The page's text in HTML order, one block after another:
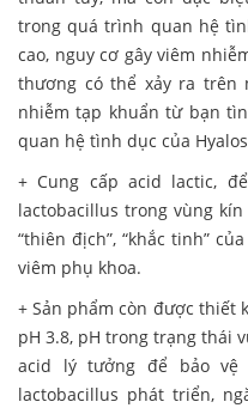
trong quá trình quan hệ
cao, nguy cơ gây viêm
thương có thể xảy ra trên
nhiễm tạp khuẩn từ bạn
quan hệ tình dục của
+ Cung cấp acid lactic,
lactobacillus trong vùng
“thiên địch”, “khắc tinh”
viêm phụ khoa.
+ Sản phẩm còn được thiết
pH 3.8, pH trong trạng thái
acid lý tưởng để bảo vệ
lactobacillus phát triển,